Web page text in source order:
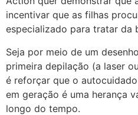
incentivar que as filhas
especializado para tratar da
Seja por meio de um
primeira depilação (a laser
é reforçar que o
em geração é uma herança
longo do tempo.